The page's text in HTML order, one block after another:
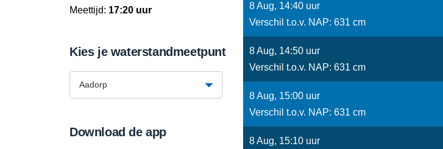
Meettijd: 17:20 uur
Kies je waterstandmeetpunt
Download de app
8 Aug, 14:40 uur
Verschil t.o.v. NAP: 631 cm
8 Aug, 14:50 uur
Verschil t.o.v. NAP: 631 cm
8 Aug, 15:00 uur
Verschil t.o.v. NAP: 631 cm
8 Aug, 15:10 uur